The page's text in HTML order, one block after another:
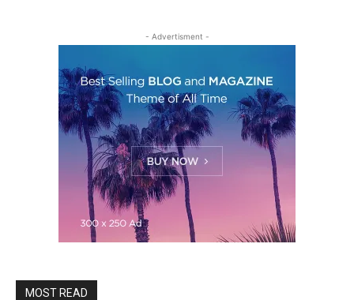
- Advertisment -
MOST READ